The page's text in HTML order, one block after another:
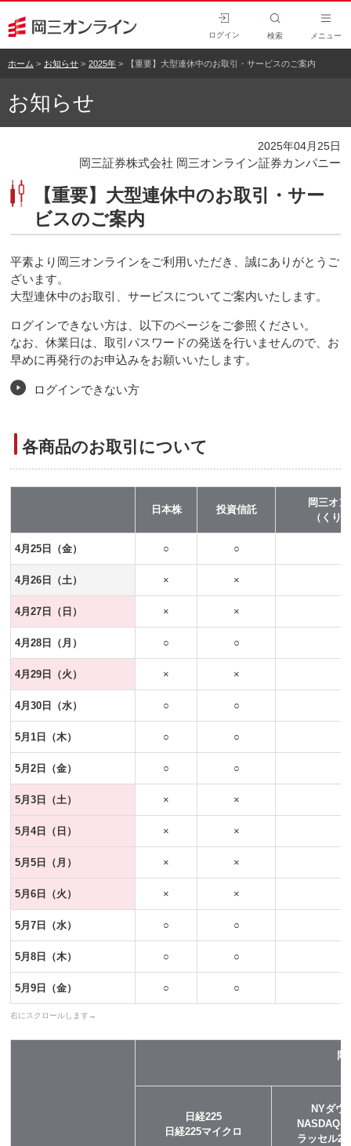
ログイン 検索 メニュー
ホーム お知らせ 2025年 【重要】大型連休中のお取引・サービスのご案内
お知らせ
2025年04月25日
岡三証券株式会社 岡三オンライン証券カンパニー
【重要】大型連休中のお取引・サー
ビスのご案内
平素より岡三オンラインをご利用いただき、誠にありがとうご
ざいます。
大型連休中のお取引、サービスについてご案内いたします。
ログインできない方は、以下のページをご参照ください。
なお、休業日は、取引パスワードの発送を行いませんので、お
早めに再発行のお申込みをお願いいたします。
ログインできない方
各商品のお取引について
日本株 投資信託
岡三オ
（くり
4月25日（金） ○ ○
4月26日（土） × ×
4月27日（日） × ×
4月28日（月） ○ ○
4月29日（火） × ×
4月30日（水） ○ ○
5月1日（木） ○ ○
5月2日（金） ○ ○
5月3日（土） × ×
5月4日（日） × ×
5月5日（月） × ×
5月6日（火） × ×
5月7日（水） ○ ○
5月8日（木） ○ ○
5月9日（金） ○ ○
岡
日経225
日経225マイクロ
NYダウ
NASDAQ-
ラッセル